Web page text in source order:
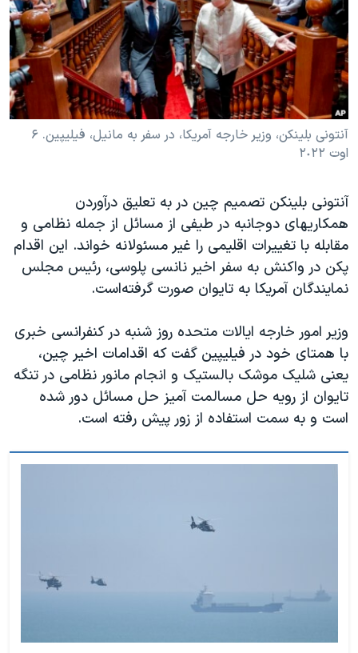
فرهنگ و زندگی
حقوق شهروندی
اقتصادی
علم و فناوری
اسرائیل در جنگ
گالری عکس
مستندها
انتخابات ریاست جمهوری آمریکا ۲۰۲۴
حمله جمهوری اسلامی به اسرائیل
رمز مهسا
ورزش زنان در ایران
اعتراضات زن، زندگی، آزادی
تریبونال مردمی آبان ۹۸
دادگاه حمید نوری
چهل سال گروگان‌گیری
اعتراضات مردمی آبان ۹۸
اسرائیل در جنگ
نرگس محمدی برنده جایزه نوبل صلح
همایش محافظه‌کاران آمریکا «سی‌پک»
دنبال کنید
زبانهای مختلف
آنتونی بلینکن، وزیر خارجه آمریکا، در سفر به مانیل، فیلیپین. ۶
اوت ٢٠٢٢
آنتونی بلینکن تصمیم چین در به تعلیق درآوردن
همکاریهای دوجانبه در طیفی از مسائل از جمله نظامی و
مقابله با تغییرات اقلیمی را غیر مسئولانه خواند. این اقدام
پکن در واکنش به سفر اخیر نانسی پلوسی، رئیس مجلس
نمایندگان آمریکا به تایوان صورت گرفته‌است.
وزیر امور خارجه ایالات متحده روز شنبه در کنفرانسی خبری
با همتای خود در فیلیپین گفت که اقدامات اخیر چین،
یعنی شلیک موشک بالستیک و انجام مانور نظامی در تنگه
تایوان از رویه حل مسالمت آمیز حل مسائل دور شده
است و به سمت استفاده از زور پیش رفته است.